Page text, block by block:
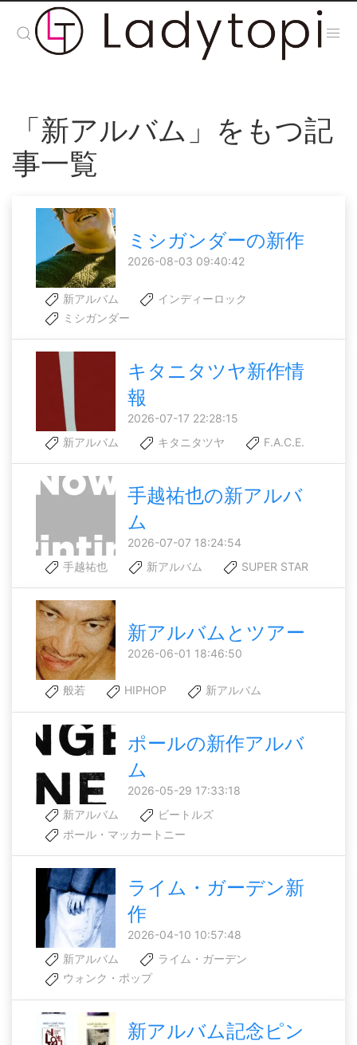
「新アルバム」をもつ記
事一覧
ミシガンダーの新作
2026-08-03 09:40:42
新アルバム
インディーロック
ミシガンダー
キタニタツヤ新作情
報
2026-07-17 22:28:15
新アルバム
キタニタツヤ F.A.C.E.
手越祐也の新アルバ
ム
2026-07-07 18:24:54
手越祐也
新アルバム SUPER STAR
新アルバムとツアー
2026-06-01 18:46:50
般若 HIPHOP 新アルバム
ポールの新作アルバ
ム
2026-05-29 17:33:18
新アルバム
ビートルズ
ポール・マッカートニー
ライム・ガーデン新
作
2026-04-10 10:57:48
新アルバム
ライム・ガーデン
ウォンク・ポップ
新アルバム記念ピン